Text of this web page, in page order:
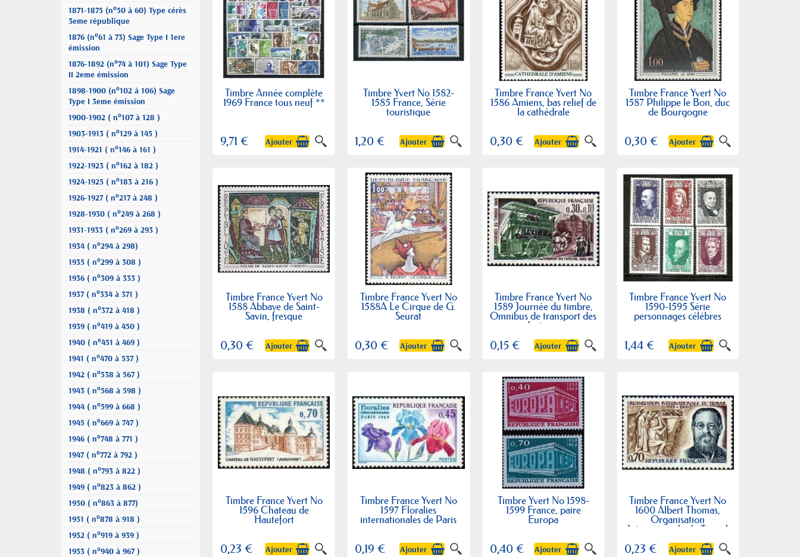
1871-1875 (n°50 à 60) Type cérès
3eme république
1876 (n°61 à 73) Sage Type I 1ere
émission
1876-1892 (n°74 à 101) Sage Type
II 2eme émission
1898-1900 (n°102 à 106) Sage
Type I 3eme émission
1900-1902 ( n°107 à 128 )
1903-1913 ( n°129 à 145 )
1914-1921 ( n°146 à 161 )
1922-1923 ( n°162 à 182 )
1924-1925 ( n°183 à 216 )
1926-1927 ( n°217 à 248 )
1928-1930 ( n°249 à 268 )
1931-1933 ( n°269 à 293 )
1934 ( n°294 à 298)
1935 ( n°299 à 308 )
1936 ( n°309 à 333 )
1937 ( n°334 à 371 )
1938 ( n°372 à 418 )
1939 ( n°419 à 450 )
1940 ( n°451 à 469 )
1941 ( n°470 à 537 )
1942 ( n°538 à 567 )
1943 ( n°568 à 598 )
1944 ( n°599 à 668 )
1945 ( n°669 à 747 )
1946 ( n°748 à 771 )
1947 ( n°772 à 792 )
1948 ( n°793 à 822 )
1949 ( n°823 à 862 )
1950 ( n°863 à 877)
1951 ( n°878 à 918 )
1952 ( n°919 à 939 )
1953 ( n°940 à 967 )
Timbre Année complète
1969 France tous neuf **
9,71 € Ajouter
Timbre Yvert No 1582-
1585 France, Série
touristique
1,20 € Ajouter
Timbre France Yvert No
1586 Amiens, bas relief de
la cathédrale
0,30 € Ajouter
Timbre France Yvert No
1587 Philippe le Bon, duc
de Bourgogne
0,30 € Ajouter
Timbre France Yvert No
1588 Abbaye de Saint-
Savin, fresque
0,30 € Ajouter
Timbre France Yvert No
1588A Le Cirque de G.
Seurat
0,30 € Ajouter
Timbre France Yvert No
1589 Journée du timbre,
Omnibus de transport des
facteurs
0,15 € Ajouter
Timbre France Yvert No
1590-1595 Série
personnages célébres
1,44 € Ajouter
Timbre France Yvert No
1596 Chateau de
Hautefort
0,23 € Ajouter
Timbre France Yvert No
1597 Floralies
internationales de Paris
0,19 € Ajouter
Timbre Yvert No 1598-
1599 France, paire
Europa
0,40 € Ajouter
Timbre France Yvert No
1600 Albert Thomas,
Organisation
Internationale du Travail
0,23 € Ajouter